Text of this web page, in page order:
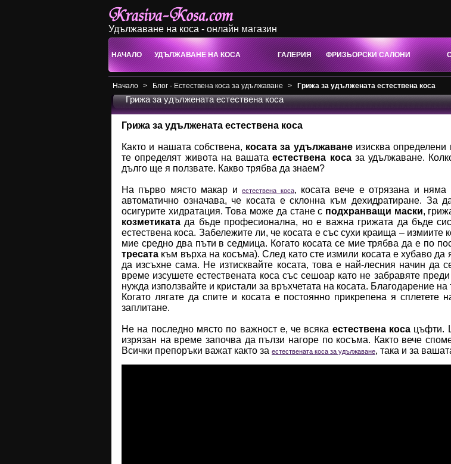
Удължаване на коса - онлайн магазин
НАЧАЛО УДЪЛЖАВАНЕ НА КОСА ГАЛЕРИЯ ФРИЗЬОРСКИ САЛОНИ
Начало > Блог - Естествена коса за удължаване > Грижа за удължената естествена коса
Грижа за удължената естествена коса
Грижа за удължената естествена коса
Както и нашата собствена, косата за удължаванеизисква определени
те определят живота на вашатаестествена косаза удължаване.
дълго ще я ползвате. Какво трябва да знаем?
На първо място макар иестествена коса, косата вече е отрязана и
автоматично означава, че косата е склонна към дехидратиране. За
осигурите хидратация. Това може да стане с подхранващи маски,
козметиката да бъде професионална, но е важна грижата да бъде
естествена коса. Забележите ли, че косата е със сухи краища –
мие средно два пъти в седмица. Когато косата се мие трябва да е по
тресата към върха на косъма). След като сте измили косата е хубаво
да изсъхне сама. Не изтисквайте косата, това е най-лесния начин да
време изсушете естествената коса със сешоар като не забравяте
нужда използвайте и кристали за връхчетата на косата. Благодарение
Когато лягате да спите и косата е постоянно прикрепена я сплетете
заплитане.
Не на последно място по важност е, че всяка естествена коса цъфти.
изрязан на време започва да пълзи нагоре по косъма. Както вече
Всички препоръки важат както за естествената коса за удължаване, така и за